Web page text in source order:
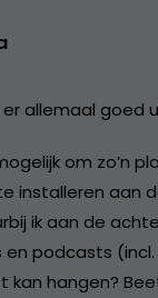
allemaal goed
om zo’n
installeren aan
ik aan de
en podcasts (incl.
kan hangen?